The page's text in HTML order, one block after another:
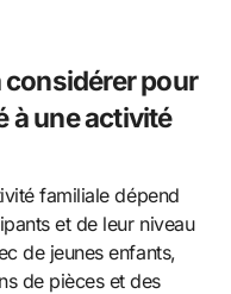
considérer pour
à une activité
familiale dépend
et de leur niveau
de jeunes enfants,
de pièces et des